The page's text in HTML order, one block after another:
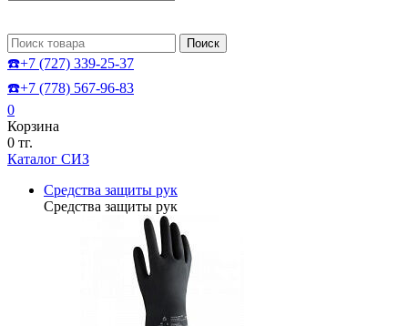
Поиск
☎️+7 (727) 339-25-37
☎️+7 (778) 567-96-83
0
Корзина
0 тг.
Каталог СИЗ
Средства защиты рук
Средства защиты рук